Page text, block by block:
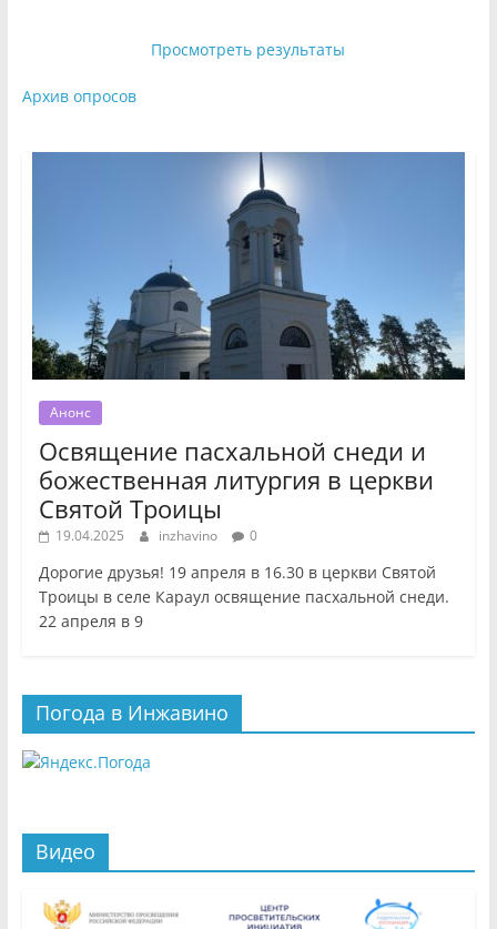
Просмотреть результаты
Архив опросов
Анонс
Освящение пасхальной снеди и
божественная литургия в церкви
Святой Троицы
19.04.2025 inzhavino 0
Дорогие друзья! 19 апреля в 16.30 в церкви Святой
Троицы в селе Караул освящение пасхальной снеди.
22 апреля в 9
Погода в Инжавино
Видео